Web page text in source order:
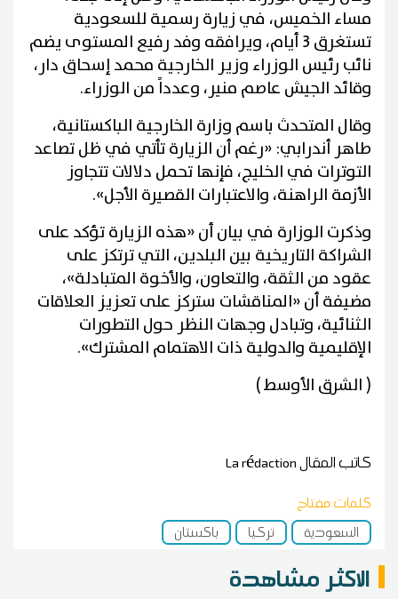
مساء الخميس، في زيارة رسمية للسعودية
تستغرق 3 أيام، ويرافقه وفد رفيع المستوى يضم
نائب رئيس الوزراء وزير الخارجية محمد إسحاق دار،
وقائد الجيش عاصم منير، وعدداً من الوزراء.
وقال المتحدث باسم وزارة الخارجية الباكستانية،
طاهر أندرابي: «رغم أن الزيارة تأتي في ظل تصاعد
التوترات في الخليج، فإنها تحمل دلالات تتجاوز
الأزمة الراهنة، والاعتبارات القصيرة الأجل».
وذكرت الوزارة في بيان أن «هذه الزيارة تؤكد على
الشراكة التاريخية بين البلدين، التي ترتكز على
عقود من الثقة، والتعاون، والأخوة المتبادلة»،
مضيفة أن «المناقشات ستركز على تعزيز العلاقات
الثنائية، وتبادل وجهات النظر حول التطورات
الإقليمية والدولية ذات الاهتمام المشترك».
( الشرق الأوسط )
كاتب المقالLa rédaction
كلمات مفتاح
السعودية
تركيا باكستان
الاكثر مشاهدة